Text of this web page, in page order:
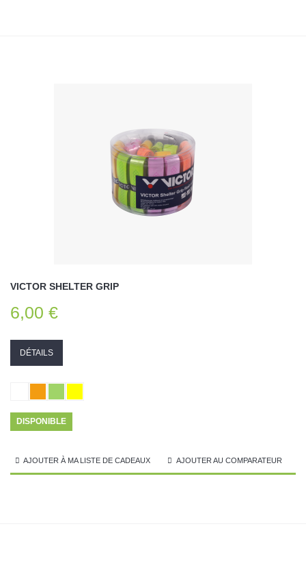
VICTOR SHELTER GRIP
6,00 €
DÉTAILS
DISPONIBLE
AJOUTER À MA LISTE DE CADEAUX AJOUTER AU COMPARATEUR